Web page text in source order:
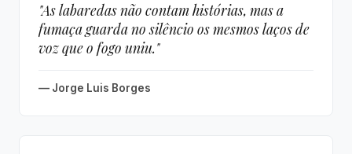
"As labaredas não contam histórias, mas a
fumaça guarda no silêncio os mesmos laços de
voz que o fogo uniu."
— Jorge Luis Borges